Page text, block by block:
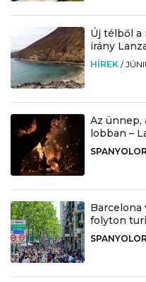
Új télből a
irány
HÍREK /
Az ünnep,
lobban –
Barcelona
folyton